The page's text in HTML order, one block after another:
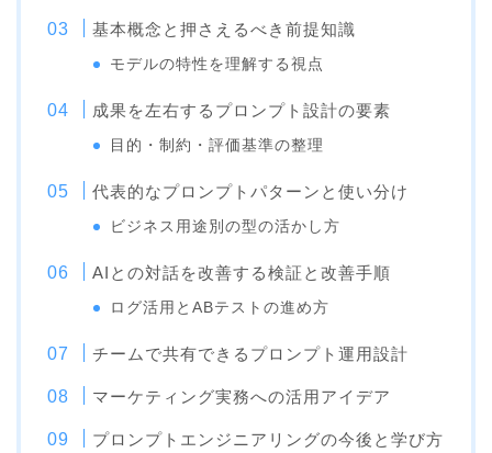
基本概念と押さえるべき前提知識
モデルの特性を理解する視点
成果を左右するプロンプト設計の要素
目的・制約・評価基準の整理
代表的なプロンプトパターンと使い分け
ビジネス用途別の型の活かし方
AIとの対話を改善する検証と改善手順
ログ活用とABテストの進め方
チームで共有できるプロンプト運用設計
マーケティング実務への活用アイデア
プロンプトエンジニアリングの今後と学び方